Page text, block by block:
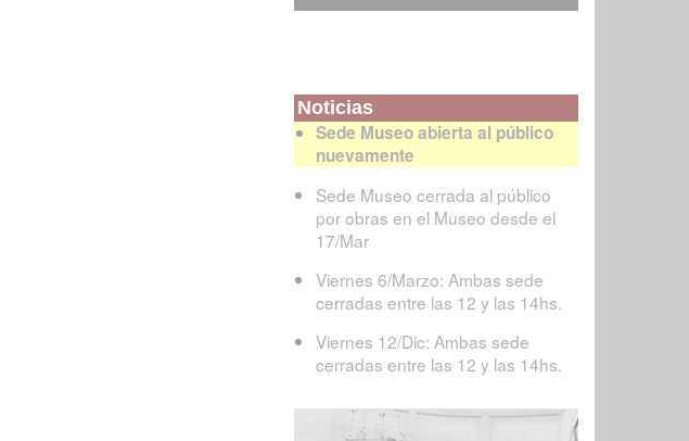
Noticias
Sede Museo abierta al público
nuevamente
Sede Museo cerrada al público
por obras en el Museo desde el
17/Mar
Viernes 6/Marzo: Ambas sede
cerradas entre las 12 y las 14hs.
Viernes 12/Dic: Ambas sede
cerradas entre las 12 y las 14hs.